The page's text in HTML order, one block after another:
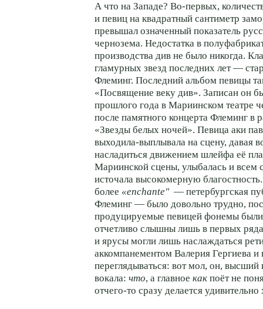
А что на Западе? Во-первых,
и певиц на квадратный сантиметр
превышал означенный показатель
чернозема. Недостатка в
производства див не было никогда.
гламурных звезд последних лет —
Флеминг. Последний альбом певицы
«Посвящение веку див». Записан он
прошлого года в Мариинском театре
после памятного концерта Флеминг в
«Звезды белых ночей». Певица аки
выходила-выплывала на сцену, давая
насладиться движением шлейфа её
Мариинской сцены, улыбалась и всем
источала высокомерную
более «enchantе" — петербургская
Флеминг — было довольно трудно,
продуцируемые певицей фонемы
отчетливо слышны лишь в первых
и ярусы могли лишь наслаждаться
аккомпанементом Валерия Гергиева
переглядываться: вот мол, он, высший
вокала: что, а главное как поёт не
отчего-то сразу делается